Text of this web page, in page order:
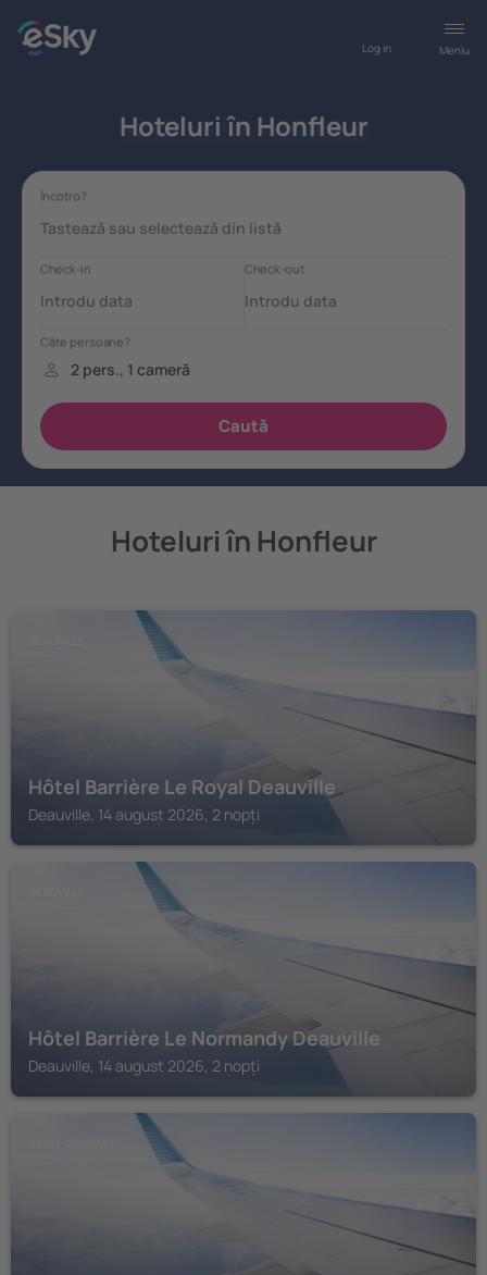
Meniu
Log in
Hoteluri în Honfleur
Hoteluri în Honfleur
Hôtel Barrière Le Royal Deauville
Deauville, 14 august 2026, 2 nopți
Hôtel Barrière Le Normandy Deauville
Deauville, 14 august 2026, 2 nopți